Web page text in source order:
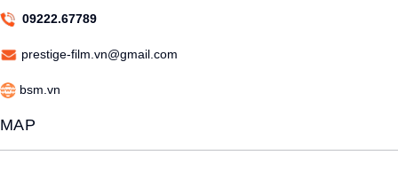
09222.67789
prestige-film.vn@gmail.com
bsm.vn
MAP